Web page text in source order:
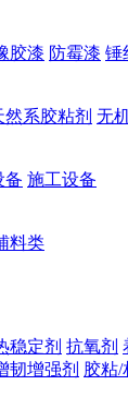
胶漆 防霉漆 锤
然系胶粘剂 无
备 施工设备
料类
稳定剂 抗氧剂
韧增强剂 胶粘/